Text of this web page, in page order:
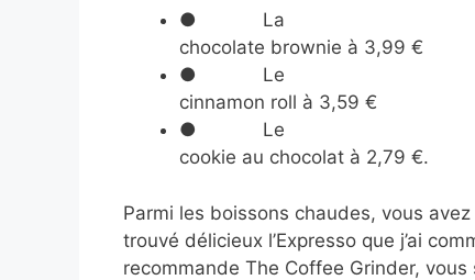
● La
chocolate brownie à 3,99 €
● Le
cinnamon roll à 3,59 €
● Le
cookie au chocolat à 2,79 €.
Parmi les boissons chaudes, vous
trouvé délicieux l’Expresso que j’ai
recommande The Coffee Grinder,